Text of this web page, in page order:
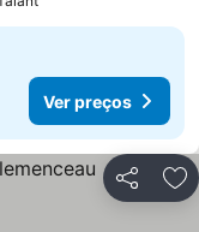
Ver preços
Partilhar